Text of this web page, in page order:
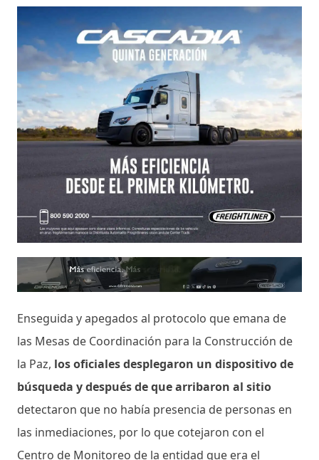
Enseguida y apegados al protocolo que emana de
las Mesas de Coordinación para la Construcción de
la Paz, los oficiales desplegaron un dispositivo de
búsqueda y después de que arribaron al sitio
detectaron que no había presencia de personas en
las inmediaciones, por lo que cotejaron con el
Centro de Monitoreo de la entidad que era el